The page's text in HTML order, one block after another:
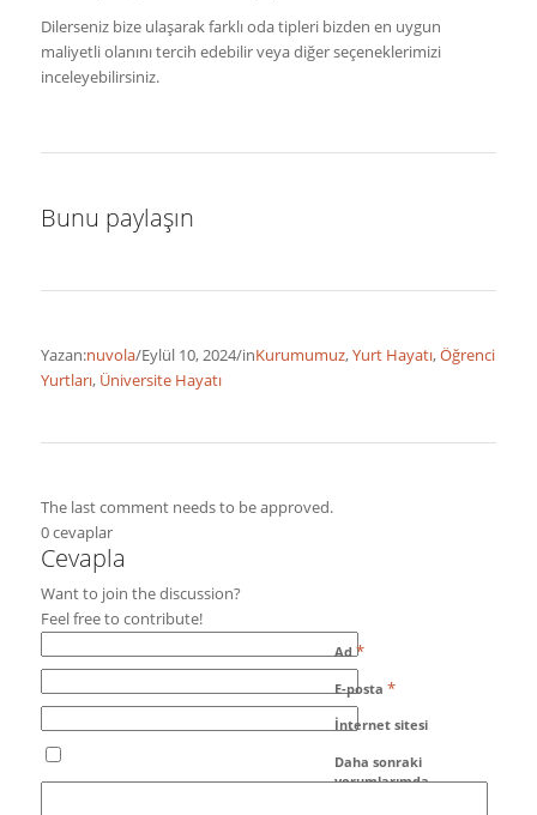
Dilerseniz bize ulaşarak farklı oda tipleri bizden en uygun
maliyetli olanını tercih edebilir veya diğer seçeneklerimizi
inceleyebilirsiniz.
Bunu paylaşın
Yazan:nuvola/Eylül 10, 2024/inKurumumuz,Yurt Hayatı,Öğrenci
Yurtları, Üniversite Hayatı
The last comment needs to be approved.
0cevaplar
Cevapla
Want to join the discussion?
Feel free to contribute!
Ad *
E-posta *
İnternet sitesi
Daha sonraki
yorumlarımda